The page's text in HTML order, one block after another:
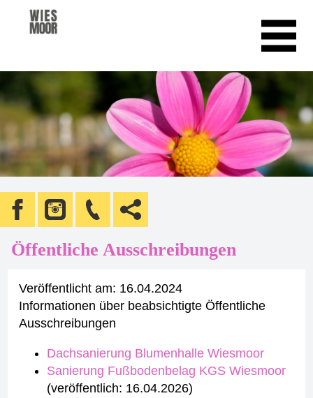
Öffentliche Ausschreibungen
Veröffentlicht am: 16.04.2024
Informationen über beabsichtigte Öffentliche
Ausschreibungen
Dachsanierung Blumenhalle Wiesmoor
Sanierung Fußbodenbelag KGS Wiesmoor
(veröffentlich: 16.04.2026)